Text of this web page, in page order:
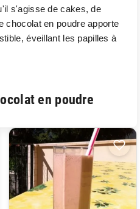
s'agisse de cakes, de
chocolat en poudre apporte
éveillant les papilles à
en poudre